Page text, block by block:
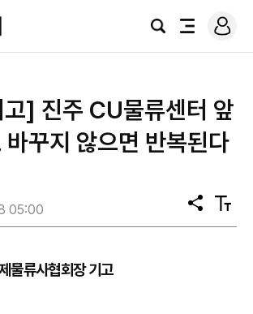
검
전
로
그
] 진주 CU물류센터 앞
바꾸지 않으면 반복된다
05:00
공
유
텍
스
물류사협회장 기고